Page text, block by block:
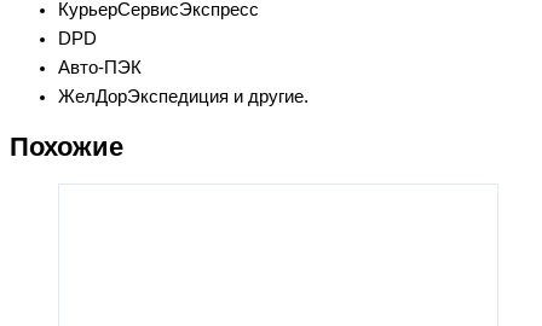
КурьерСервисЭкспресс
DPD
Авто-ПЭК
ЖелДорЭкспедиция и другие.
Похожие